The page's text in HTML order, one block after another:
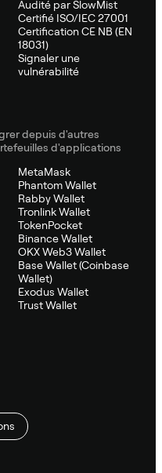
Audité par SlowMist
Certifié ISO/IEC 27001
Certification CE NB (EN
18031)
Signaler une
vulnérabilité
depuis d'autres
d'applications
MetaMask
Phantom Wallet
Rabby Wallet
Tronlink Wallet
TokenPocket
Binance Wallet
OKX Web3 Wallet
Base Wallet (Coinbase
Wallet)
Exodus Wallet
Trust Wallet